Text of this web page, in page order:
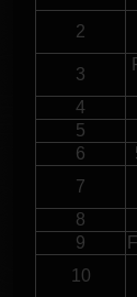
2
3
4
5
6
7
8
9
10